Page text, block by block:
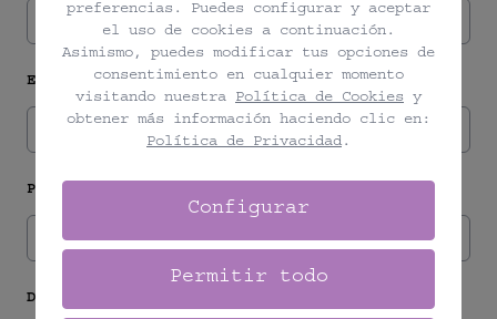
E-mail
Phone Number
DNI
preferencias. Puedes configurar y aceptar
el uso de cookies a continuación.
Asimismo, puedes modificar tus opciones de
consentimiento en cualquier momento
visitando nuestra Política de Cookies y
obtener más información haciendo clic en:
Política de Privacidad .
Configurar
Permitir todo